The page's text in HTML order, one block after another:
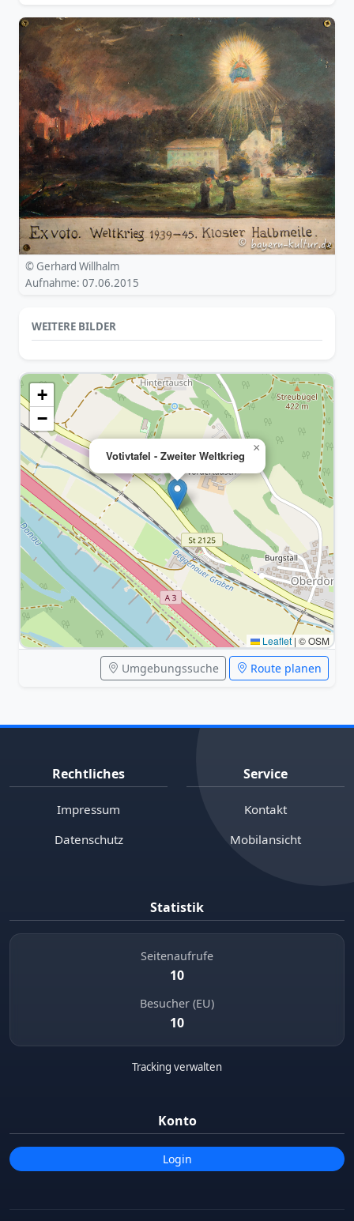
© Gerhard Willhalm
Aufnahme: 07.06.2015
WEITERE BILDER
Votivtafel - Zweiter Weltkrieg
×
+
−
Leaflet | © OSM
Umgebungssuche Route planen
Rechtliches
Impressum
Datenschutz
Service
Kontakt
Mobilansicht
Statistik
Seitenaufrufe
10
Besucher (EU)
10
Tracking verwalten
Konto
Login